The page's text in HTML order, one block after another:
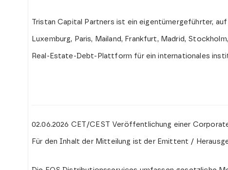
Tristan Capital Partners ist ein eigentümergeführter,
Luxemburg, Paris, Mailand, Frankfurt, Madrid,
Real-Estate-Debt-Plattform für ein internationales
02.06.2026 CET/CEST Veröffentlichung einer
Für den Inhalt der Mitteilung ist der Emittent /